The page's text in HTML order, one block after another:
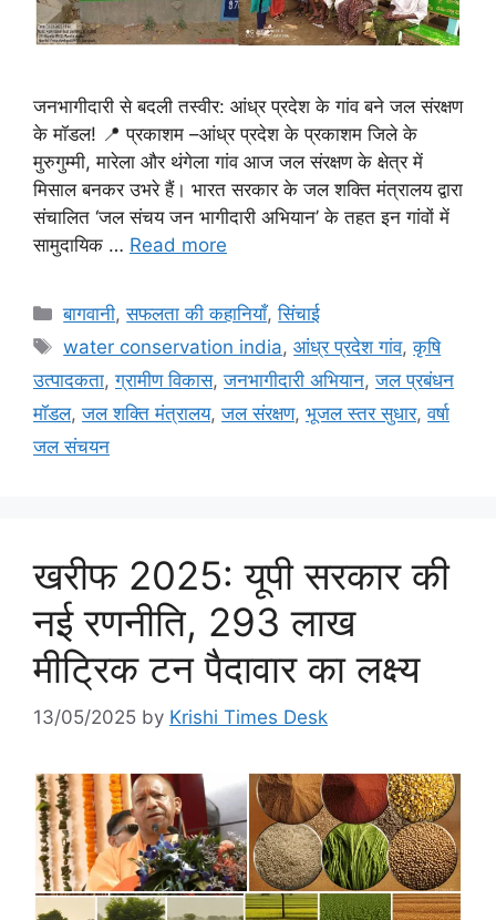
जनभागीदारी से बदली तस्वीर: आंध्र प्रदेश के गांव बने जल संरक्षण
के मॉडल! 📍 प्रकाशम –आंध्र प्रदेश के प्रकाशम जिले के
मुरुगुम्मी, मारेला और थंगेला गांव आज जल संरक्षण के क्षेत्र में
मिसाल बनकर उभरे हैं। भारत सरकार के जल शक्ति मंत्रालय द्वारा
संचालित ‘जल संचय जन भागीदारी अभियान’ के तहत इन गांवों में
सामुदायिक … Read more
बागवानी,सफलता की कहानियाँ,सिंचाई
water conservation india,आंध्र प्रदेश गांव,कृषि
उत्पादकता,ग्रामीण विकास,जनभागीदारी अभियान,जल प्रबंधन
मॉडल,जल शक्ति मंत्रालय,जल संरक्षण, भूजल स्तर सुधार,वर्षा
जल संचयन
खरीफ 2025: यूपी सरकार की
नई रणनीति, 293 लाख
मीट्रिक टन पैदावार का लक्ष्य
13/05/2025 by Krishi Times Desk